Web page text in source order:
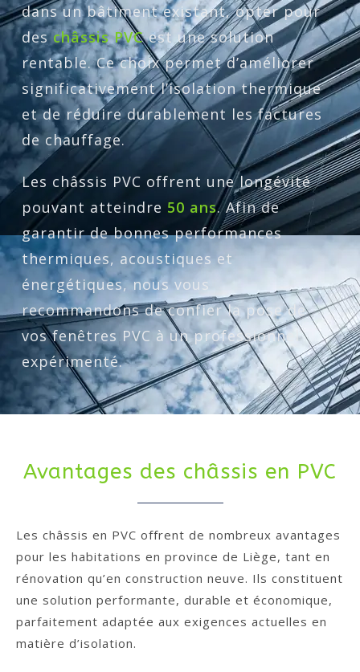
dans un bâtiment existant, opter pour
deschâssis PVCest une solution
rentable. Ce choix permet d’améliorer
significativement l’isolation thermique
et de réduire durablement les factures
de chauffage.
Les châssis PVC offrent une longévité
pouvant atteindre 50 ans. Afin de
garantir de bonnes performances
thermiques, acoustiques et
énergétiques, nous vous
recommandons de confier la pose de
vos fenêtres PVC à un professionnel
expérimenté.
Avantages des châssis en PVC
Les châssis en PVC offrent de nombreux avantages
pour les habitations en province de Liège, tant en
rénovation qu’en construction neuve. Ils constituent
une solution performante, durable et économique,
parfaitement adaptée aux exigences actuelles en
matière d’isolation.